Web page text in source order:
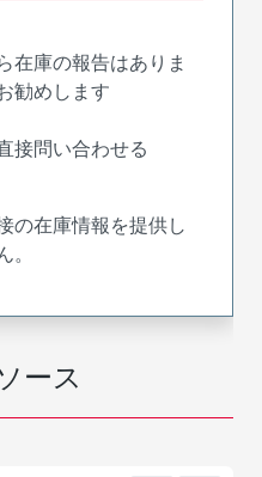
ース
在庫の報告はありま
勧めします
接問い合わせる
の在庫情報を提供し